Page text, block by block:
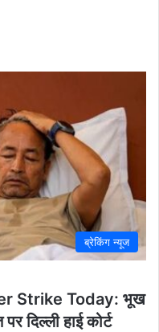
ब्रेकिंग न्यूज
Strike Today: भूख
दिल्ली हाई कोर्ट